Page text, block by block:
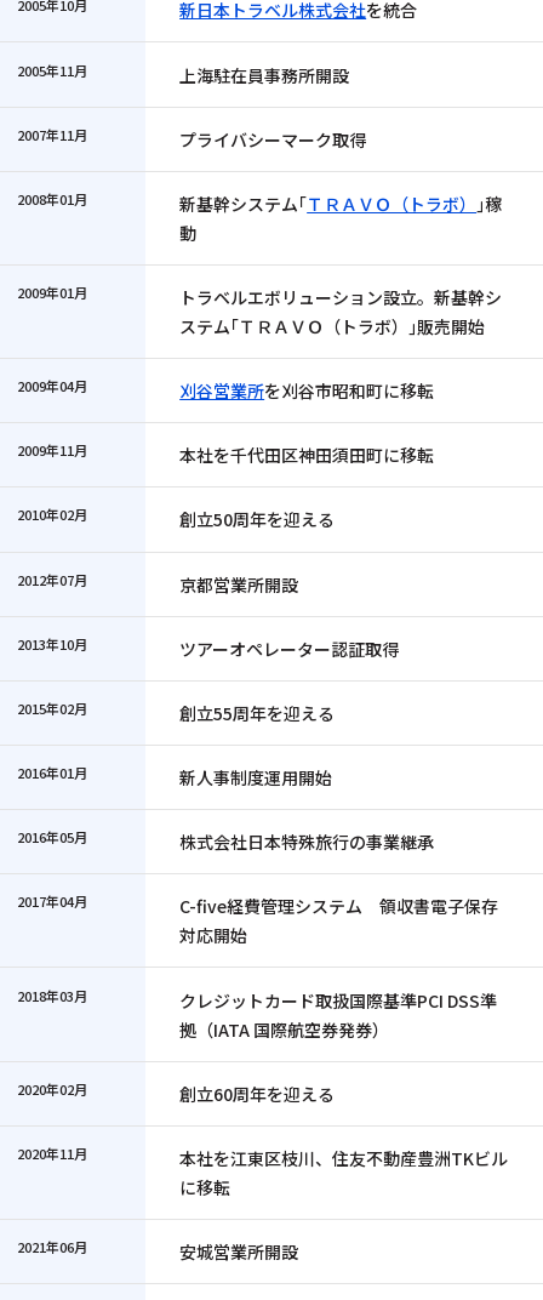
2005年10月 新日本トラベル株式会社を統合
2005年11月 上海駐在員事務所開設
2007年11月 プライバシーマーク取得
2008年01月 新基幹システム｢ＴＲＡＶＯ（トラボ） ｣稼
動
2009年01月
トラベルエボリューション設立。新基幹シ
ステム｢ＴＲＡＶＯ（トラボ）｣販売開始
2009年04月 刈谷営業所を刈谷市昭和町に移転
2009年11月 本社を千代田区神田須田町に移転
2010年02月 創立50周年を迎える
2012年07月 京都営業所開設
2013年10月 ツアーオペレーター認証取得
2015年02月 創立55周年を迎える
2016年01月 新人事制度運用開始
2016年05月 株式会社日本特殊旅行の事業継承
2017年04月
C-five経費管理システム 領収書電子保存
対応開始
2018年03月
クレジットカード取扱国際基準PCI DSS準
拠（IATA 国際航空券発券）
2020年02月 創立60周年を迎える
2020年11月
本社を江東区枝川、住友不動産豊洲TKビル
に移転
2021年06月 安城営業所開設